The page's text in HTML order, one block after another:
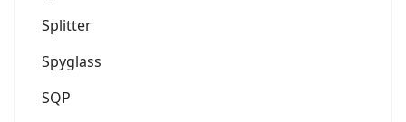
Splitter
Spyglass
SQP